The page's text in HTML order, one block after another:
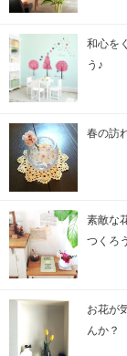
和心を
う♪
春の訪
素敵な
つくろう
お花が
んか？